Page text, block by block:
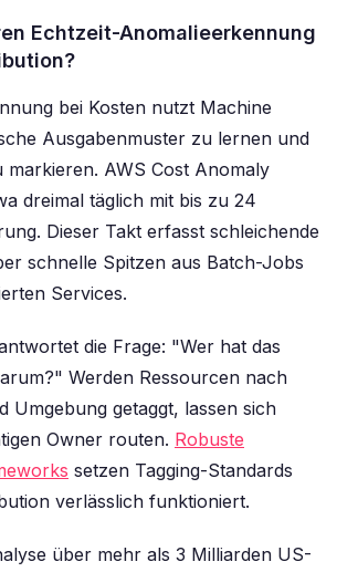
Echtzeit-Anomalieerkennung
bei Kosten nutzt Machine
Ausgabenmuster zu lernen und
markieren. AWS Cost Anomaly
dreimal täglich mit bis zu 24
Dieser Takt erfasst schleichende
schnelle Spitzen aus Batch-Jobs
Services.
die Frage: "Wer hat das
Werden Ressourcen nach
Umgebung getaggt, lassen sich
Owner routen. Robuste
setzen Tagging-Standards
verlässlich funktioniert.
über mehr als 3 Milliarden US-